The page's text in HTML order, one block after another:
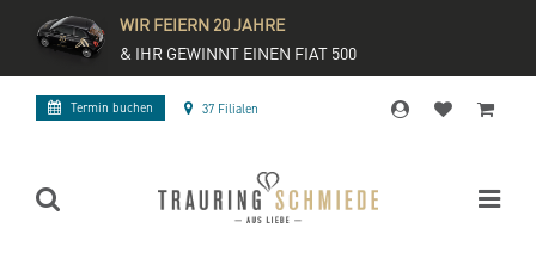
WIR FEIERN 20 JAHRE
& IHR GEWINNT EINEN FIAT 500
Termin buchen 37 Filialen